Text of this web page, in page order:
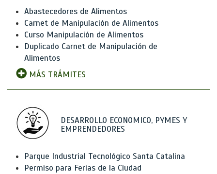
Abastecedores de Alimentos
Carnet de Manipulación de Alimentos
Curso Manipulación de Alimentos
Duplicado Carnet de Manipulación de
Alimentos
MÁS TRÁMITES
DESARROLLO ECONOMICO, PYMES Y
EMPRENDEDORES
Parque Industrial Tecnológico Santa Catalina
Permiso para Ferias de la Ciudad